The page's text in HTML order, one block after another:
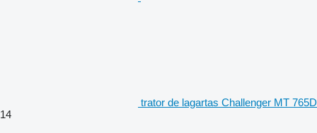
trator de lagartas Challenger MT 765D
14